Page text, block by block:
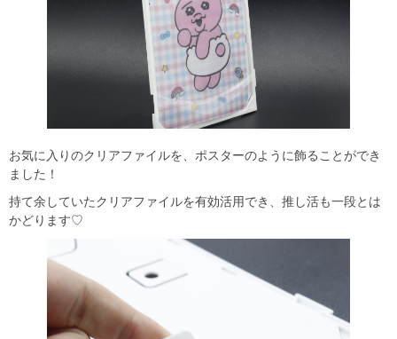
お気に入りのクリアファイルを、ポスターのように飾ることができ
ました！
持て余していたクリアファイルを有効活用でき、推し活も一段とは
かどります♡